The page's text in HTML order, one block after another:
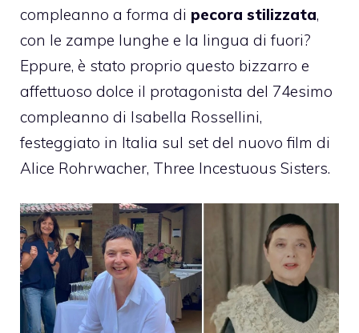
compleanno a forma di pecora stilizzata,
con le zampe lunghe e la lingua di fuori?
Eppure, è stato proprio questo bizzarro e
affettuoso dolce il protagonista del 74esimo
compleanno di Isabella Rossellini,
festeggiato in Italia sul set del nuovo film di
Alice Rohrwacher, Three Incestuous Sisters.